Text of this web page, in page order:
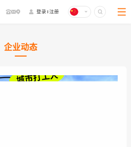
登录 注册
企业动态 商务合作
企业动态